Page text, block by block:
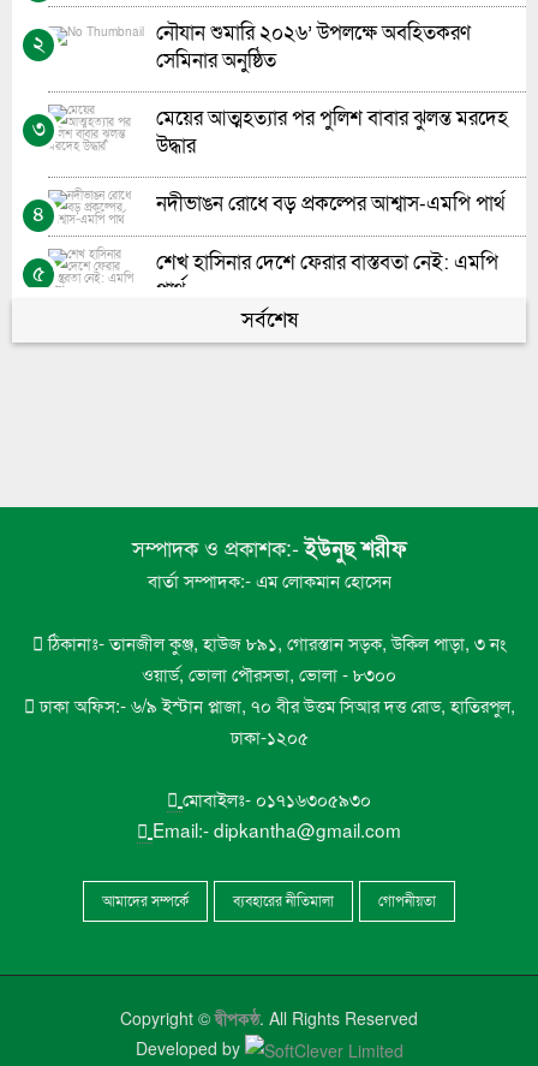
৮
প্রধান শিক্ষক নিয়োগে স্বচ্ছতা চায় সচেতন মহল”-
মো: আশরাফুল আলম
৯ ভোলায় চর দখলকে কেন্দ্র করে গুলিবিদ্ধ-১
১০
ভোলায় হতদরিদ্রদের মাঝে করিম-বানু ফাউন্ডেশনের
কম্বল ও খাবার বিতরণ
২
নৌযান শুমারি ২০২৬’ উপলক্ষে অবহিতকরণ
সেমিনার অনুষ্ঠিত
৩
মেয়ের আত্মহত্যার পর পুলিশ বাবার ঝুলন্ত মরদেহ
উদ্ধার
৪ নদীভাঙন রোধে বড় প্রকল্পের আশ্বাস-এমপি পার্থ
৫
শেখ হাসিনার দেশে ফেরার বাস্তবতা নেই: এমপি
পার্থ
সাময়িক সংস্কারেই চলছে ভোলার গুরুত্বপূর্ণ অফিসের
লাখো মানুষ
টেকনিশিয়ান নিহত
১০
ভোলা সরকারি মহিলা কলেজের এইচএসসি বাংলা
পরীক্ষা নিয়ে বিভ্রান্তির অবসান
সর্বশেষ
সম্পাদক ও প্রকাশক:-ইউনুছ শরীফ
বার্তা সম্পাদক:- এম লোকমান হোসেন
ঠিকানাঃ- তানজীল কুঞ্জ, হাউজ ৮৯১, গোরস্তান সড়ক, উকিল পাড়া, ৩ নং
ওয়ার্ড, ভোলা পৌরসভা, ভোলা - ৮৩০০
ঢাকা অফিস:- ৬/৯ ইস্টান প্লাজা, ৭০ বীর উত্তম সিআর দত্ত রোড, হাতিরপুল,
ঢাকা-১২০৫
মোবাইলঃ- ০১৭১৬৩০৫৯৩০
Email:- dipkantha@gmail.com
আমাদের সম্পর্কে ব্যবহারের নীতিমালা গোপনীয়তা
Copyright ©দ্বীপকন্ঠ. All Rights Reserved
Developed by